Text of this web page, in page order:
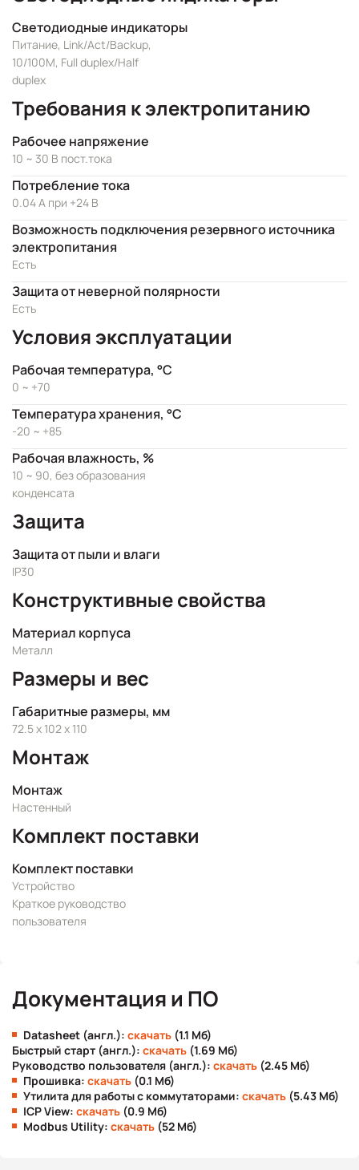
Светодиодные индикаторы
Питание, Link/Act/Backup,
10/100M, Full duplex/Half
duplex
Требования к электропитанию
Рабочее напряжение
10 ~ 30 В пост.тока
Потребление тока
0.04 А при +24 В
Возможность подключения резервного источника
электропитания
Есть
Защита от неверной полярности
Есть
Условия эксплуатации
Рабочая температура, °C
0 ~ +70
Температура хранения, °C
-20 ~ +85
Рабочая влажность, %
10 ~ 90, без образования
конденсата
Защита
Защита от пыли и влаги
IP30
Конструктивные свойства
Материал корпуса
Металл
Размеры и вес
Габаритные размеры, мм
72.5 x 102 x 110
Монтаж
Монтаж
Настенный
Комплект поставки
Комплект поставки
Устройство
Краткое руководство
пользователя
Документация и ПО
Datasheet (англ.): скачать (1.1 Мб)
Быстрый старт (англ.): скачать (1.69 Мб)
Руководство пользователя (англ.): скачать (2.45 Мб)
Прошивка: скачать (0.1 Мб)
Утилита для работы с коммутаторами: скачать (5.43 Мб)
ICP View: скачать (0.9 Мб)
Modbus Utility: скачать (52 Мб)